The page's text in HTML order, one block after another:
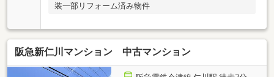
装一部リフォーム済み物件
阪急新仁川マンション 中古マンション